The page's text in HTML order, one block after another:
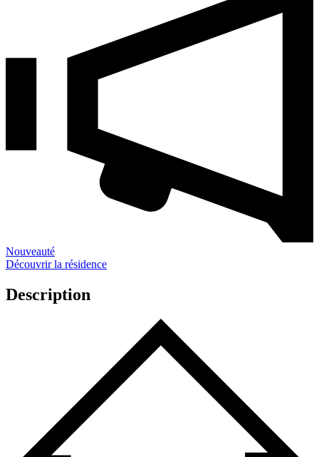
Nouveauté
Découvrir la résidence
Description